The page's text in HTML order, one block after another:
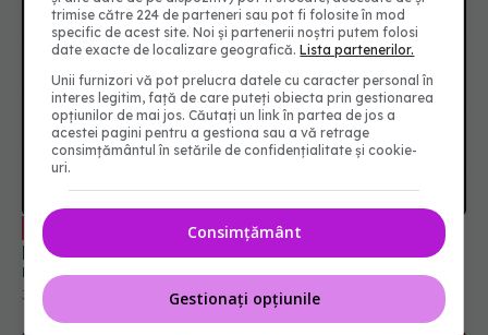
EXCLUSIV
pandemia de COVID. Valentin-Veron Toma: Sunt
mai multe forme de psihoză, de demență. E o
accelerare a unor fenomene care păreau să fie
într-un ritm mai lent
30 aug 2023, 20:55
trimise către 224 de parteneri sau pot fi folosite în mod
specific de acest site. Noi și partenerii noștri putem folosi
date exacte de localizare geografică.Lista partenerilor.
Unii furnizori vă pot prelucra datele cu caracter personal în
interes legitim, față de care puteți obiecta prin gestionarea
opțiunilor de mai jos. Căutați un link în partea de jos a
acestei pagini pentru a gestiona sau a vă retrage
consimțământul în setările de confidențialitate și cookie-
uri.
Consimțământ
Gestionați opțiunile